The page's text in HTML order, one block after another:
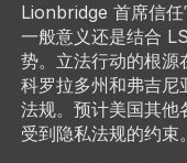
Lionbridge 首席信
一般意义还是结合
势。立法行动的根源
科罗拉多州和弗吉尼
法规。预计美国其他
受到隐私法规的约束。